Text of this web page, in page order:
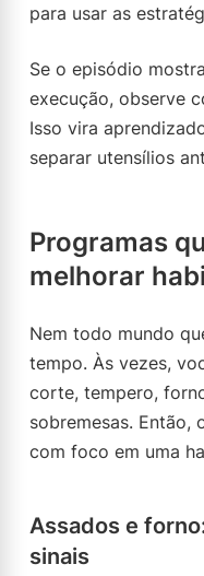
para usar as
Se o episódio
execução, observe
Isso vira
separar utensílios
Programas
melhorar
Nem todo mundo
tempo. Às vezes,
corte, tempero,
sobremesas. Então,
com foco em uma
Assados e
sinais